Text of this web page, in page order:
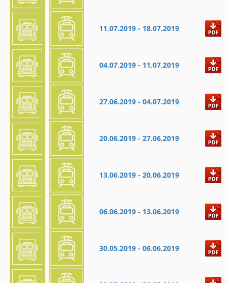
11.07.2019 - 18.07.2019
04.07.2019 - 11.07.2019
27.06.2019 - 04.07.2019
20.06.2019 - 27.06.2019
13.06.2019 - 20.06.2019
06.06.2019 - 13.06.2019
30.05.2019 - 06.06.2019